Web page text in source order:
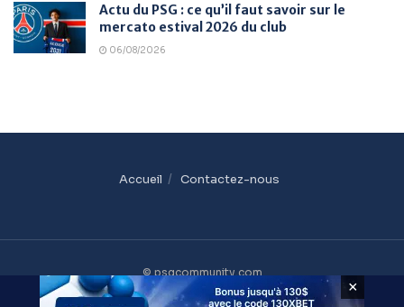
Actu du PSG : ce qu’il faut savoir sur le
mercato estival 2026 du club
06/08/2026
Accueil Contactez-nous
© psgcommunity.com
×